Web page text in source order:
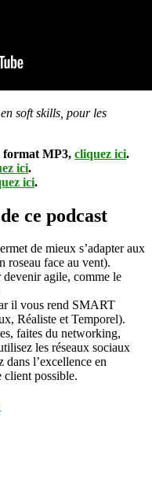
soft skills, pour les
format MP3, cliquez ici.
ici.
ici.
ce podcast
de mieux s’adapter aux
roseau face au vent).
agile, comme le
il vous rend SMART
Réaliste et Temporel).
faites du networking,
les réseaux sociaux
l’excellence en
client possible.